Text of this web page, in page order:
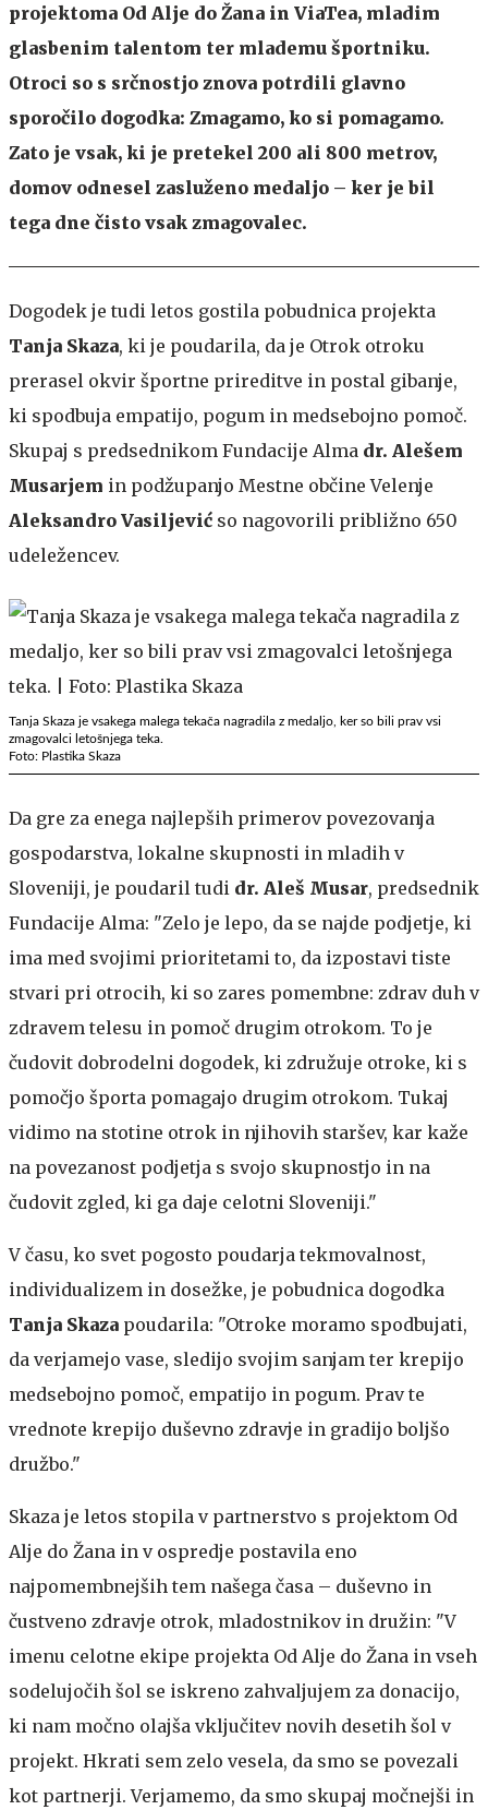
projektoma Od Alje do Žana in ViaTea, mladim
glasbenim talentom ter mlademu športniku.
Otroci so s srčnostjo znova potrdili glavno
sporočilo dogodka: Zmagamo, ko si pomagamo.
Zato je vsak, ki je pretekel 200 ali 800 metrov,
domov odnesel zasluženo medaljo – ker je bil
tega dne čisto vsak zmagovalec.
Dogodek je tudi letos gostila pobudnica projekta
Tanja Skaza, ki je poudarila, da je Otrok otroku
prerasel okvir športne prireditve in postal gibanje,
ki spodbuja empatijo, pogum in medsebojno pomoč.
Skupaj s predsednikom Fundacije Alma dr. Alešem
Musarjem in podžupanjo Mestne občine Velenje
Aleksandro Vasiljević so nagovorili približno 650
udeležencev.
Tanja Skaza je vsakega malega tekača nagradila z medaljo, ker so bili prav vsi
zmagovalci letošnjega teka.
Foto: Plastika Skaza
Da gre za enega najlepših primerov povezovanja
gospodarstva, lokalne skupnosti in mladih v
Sloveniji, je poudaril tudi dr. Aleš Musar, predsednik
Fundacije Alma: "Zelo je lepo, da se najde podjetje, ki
ima med svojimi prioritetami to, da izpostavi tiste
stvari pri otrocih, ki so zares pomembne: zdrav duh v
zdravem telesu in pomoč drugim otrokom. To je
čudovit dobrodelni dogodek, ki združuje otroke, ki s
pomočjo športa pomagajo drugim otrokom. Tukaj
vidimo na stotine otrok in njihovih staršev, kar kaže
na povezanost podjetja s svojo skupnostjo in na
čudovit zgled, ki ga daje celotni Sloveniji."
V času, ko svet pogosto poudarja tekmovalnost,
individualizem in dosežke, je pobudnica dogodka
Tanja Skaza poudarila: "Otroke moramo spodbujati,
da verjamejo vase, sledijo svojim sanjam ter krepijo
medsebojno pomoč, empatijo in pogum. Prav te
vrednote krepijo duševno zdravje in gradijo boljšo
družbo."
Skaza je letos stopila v partnerstvo s projektom Od
Alje do Žana in v ospredje postavila eno
najpomembnejših tem našega časa – duševno in
čustveno zdravje otrok, mladostnikov in družin: "V
imenu celotne ekipe projekta Od Alje do Žana in vseh
sodelujočih šol se iskreno zahvaljujem za donacijo,
ki nam močno olajša vključitev novih desetih šol v
projekt. Hkrati sem zelo vesela, da smo se povezali
kot partnerji. Verjamemo, da smo skupaj močnejši in